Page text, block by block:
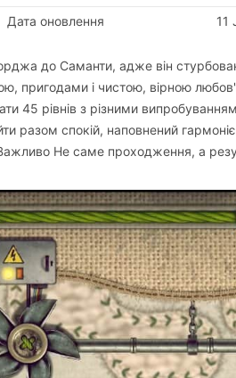
Дата оновлення
11
до Саманти, адже він
пригодами і чистою, вірною
45 рівнів з різними
разом спокій, наповнений
Не саме проходження, а